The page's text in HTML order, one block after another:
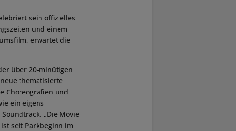
sein offizielles
und einem
erwartet die
über 20-minütigen
thematisierte
Choreografien und
ein eigens
„Die Movie
ist seit Parkbeginn im